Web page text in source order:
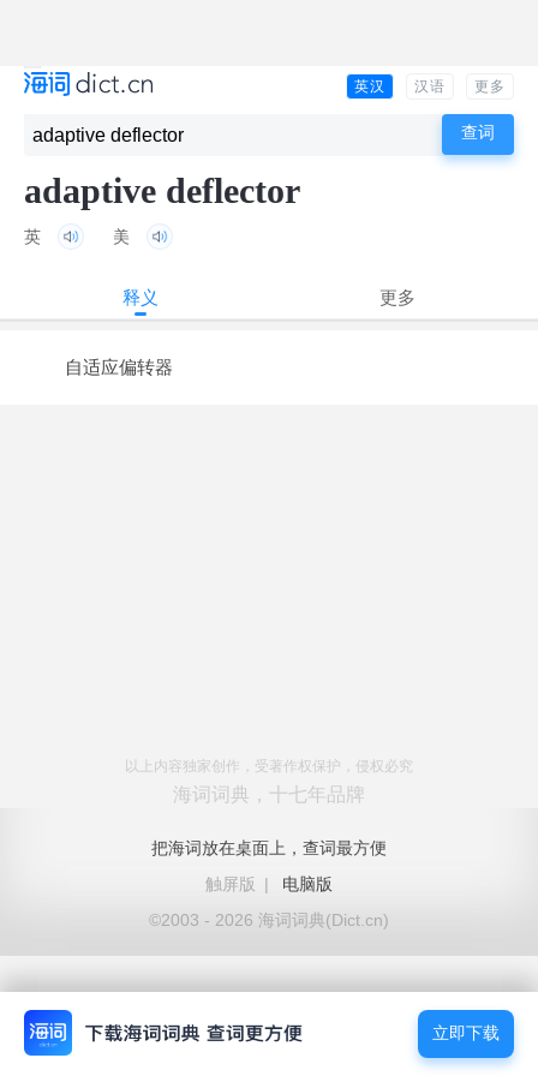
英汉 汉语 更多
adaptive deflector
英 美
释义 更多
自适应偏转器
以上内容独家创作，受著作权保护，侵权必究
海词词典，十七年品牌
把海词放在桌面上，查词最方便
触屏版
|
电脑版
©2003 - 2026 海词词典(Dict.cn)
立即下载
立即下载